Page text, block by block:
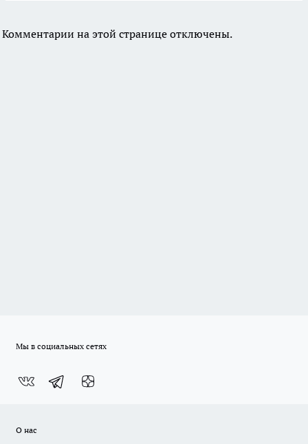
Комментарии на этой странице отключены.
Мы в социальных сетях
О нас